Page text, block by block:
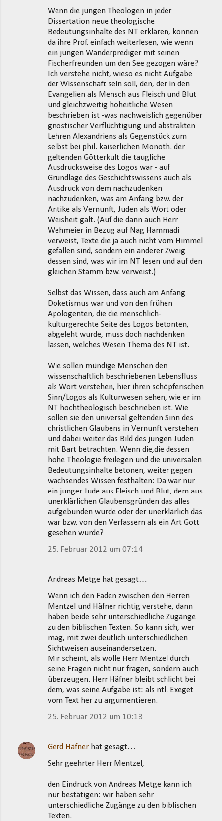
Wenn die jungen Theologen in jeder
Dissertation neue theologische
Bedeutungsinhalte des NT erklären, können
da ihre Prof. einfach weiterlesen, wie wenn
ein jungen Wanderprediger mit seinen
Fischerfreunden um den See gezogen wäre?
Ich verstehe nicht, wieso es nicht Aufgabe
der Wissenschaft sein soll, den, der in den
Evangelien als Mensch aus Fleisch und Blut
und gleichzweitig hoheitliche Wesen
beschrieben ist -was nachweislich gegenüber
gnostischer Verflüchtigung und abstrakten
Lehren Alexandriens als Gegenstück zum
selbst bei phil. kaiserlichen Monoth. der
geltenden Götterkult die taugliche
Ausdrucksweise des Logos war - auf
Grundlage des Geschichtswissens auch als
Ausdruck von dem nachzudenken
nachzudenken, was am Anfang bzw. der
Antike als Vernunft, Juden als Wort oder
Weisheit galt. (Auf die dann auch Herr
Wehmeier in Bezug auf Nag Hammadi
verweist, Texte die ja auch nicht vom Himmel
gefallen sind, sondern ein anderer Zweig
dessen sind, was wir im NT lesen und auf den
gleichen Stamm bzw. verweist.)
Selbst das Wissen, dass auch am Anfang
Doketismus war und von den frühen
Apologenten, die die menschlich-
kulturgerechte Seite des Logos betonten,
abgeleht wurde, muss doch nachdenken
lassen, welches Wesen Thema des NT ist.
Wie sollen mündige Menschen den
wissenschaftlich beschriebenen Lebensfluss
als Wort verstehen, hier ihren schöpferischen
Sinn/Logos als Kulturwesen sehen, wie er im
NT hochtheologisch beschrieben ist. Wie
sollen sie den universal geltenden Sinn des
christlichen Glaubens in Vernunft verstehen
und dabei weiter das Bild des jungen Juden
mit Bart betrachten. Wenn die,die dessen
hohe Theologie freilegen und die universalen
Bedeutungsinhalte betonen, weiter gegen
wachsendes Wissen festhalten: Da war nur
ein junger Jude aus Fleisch und Blut, dem aus
unerklärlichen Glaubensgründen das alles
aufgebunden wurde oder der unerklärlich das
war bzw. von den Verfassern als ein Art Gott
gesehen wurde?
25. Februar 2012 um 07:14
Andreas Metge hat gesagt…
Wenn ich den Faden zwischen den Herren
Mentzel und Häfner richtig verstehe, dann
haben beide sehr unterschiedliche Zugänge
zu den biblischen Texten. So kann sich, wer
mag, mit zwei deutlich unterschiedlichen
Sichtweisen auseinandersetzen.
Mir scheint, als wolle Herr Mentzel durch
seine Fragen nicht nur fragen, sondern auch
überzeugen. Herr Häfner bleibt schlicht bei
dem, was seine Aufgabe ist: als ntl. Exeget
vom Text her zu argumentieren.
25. Februar 2012 um 10:13
Gerd Häfner hat gesagt…
Sehr geehrter Herr Mentzel,
den Eindruck von Andreas Metge kann ich
nur bestätigen: wir haben sehr
unterschiedliche Zugänge zu den biblischen
Texten.